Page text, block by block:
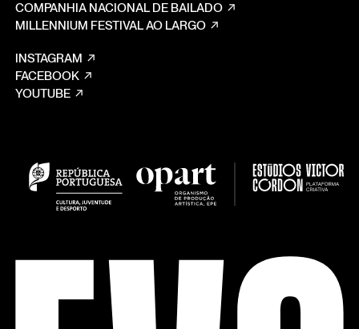
COMPANHIA NACIONAL DE BAILADO
MILLENNIUM FESTIVAL AO LARGO
INSTAGRAM
FACEBOOK
YOUTUBE